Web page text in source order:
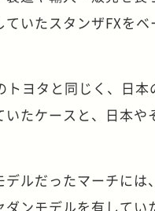
ていたスタンザFXを
トヨタと同じく、日
たケースと、日本
ルだったマーチに
ンモデルを有してい